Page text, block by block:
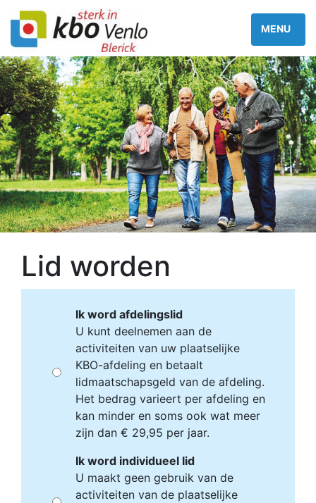
Lid worden
Ik word afdelingslid
U kunt deelnemen aan de
activiteiten van uw plaatselijke
KBO-afdeling en betaalt
lidmaatschapsgeld van de afdeling.
Het bedrag varieert per afdeling en
kan minder en soms ook wat meer
zijn dan € 29,95 per jaar.
Ik word individueel lid
U maakt geen gebruik van de
activiteiten van de plaatselijke